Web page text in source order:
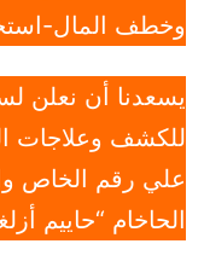
وخطف المال-
يسعدنا أن نعلن
للكشف وعلاجات
علي رقم الخاص
الحاخام “حاييم